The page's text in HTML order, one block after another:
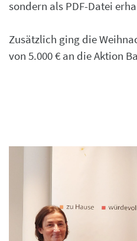
sondern als PDF-Datei
Zusätzlich ging die
von 5.000 € an die Aktion